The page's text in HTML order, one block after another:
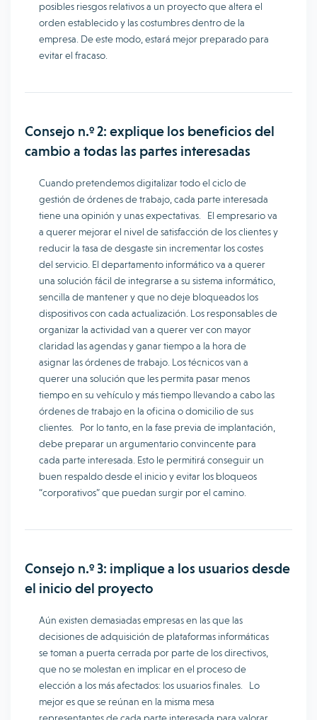
posibles riesgos relativos a un proyecto que altera el
orden establecido y las costumbres dentro de la
empresa. De este modo, estará mejor preparado para
evitar el fracaso.
Consejo n.º 2: explique los beneficios del
cambio a todas las partes interesadas
Cuando pretendemos digitalizar todo el ciclo de
gestión de órdenes de trabajo, cada parte interesada
tiene una opinión y unas expectativas. El empresario va
a querer mejorar el nivel de satisfacción de los clientes y
reducir la tasa de desgaste sin incrementar los costes
del servicio. El departamento informático va a querer
una solución fácil de integrarse a su sistema informático,
sencilla de mantener y que no deje bloqueados los
dispositivos con cada actualización. Los responsables de
organizar la actividad van a querer ver con mayor
claridad las agendas y ganar tiempo a la hora de
asignar las órdenes de trabajo. Los técnicos van a
querer una solución que les permita pasar menos
tiempo en su vehículo y más tiempo llevando a cabo las
órdenes de trabajo en la oficina o domicilio de sus
clientes. Por lo tanto, en la fase previa de implantación,
debe preparar un argumentario convincente para
cada parte interesada. Esto le permitirá conseguir un
buen respaldo desde el inicio y evitar los bloqueos
“corporativos” que puedan surgir por el camino.
Consejo n.º 3: implique a los usuarios desde
el inicio del proyecto
Aún existen demasiadas empresas en las que las
decisiones de adquisición de plataformas informáticas
se toman a puerta cerrada por parte de los directivos,
que no se molestan en implicar en el proceso de
elección a los más afectados: los usuarios finales. Lo
mejor es que se reúnan en la misma mesa